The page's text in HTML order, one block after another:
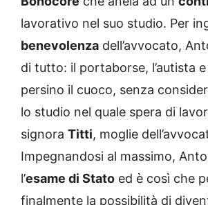
lavorativo nel suo studio. Per
benevolenza dell’avvocato,
di tutto: il portaborse, l’autista e
persino il cuoco, senza
lo studio nel quale spera di
signora Titti, moglie
Impegnandosi al massimo,
l’esame di Stato ed è così che
finalmente la possibilità di